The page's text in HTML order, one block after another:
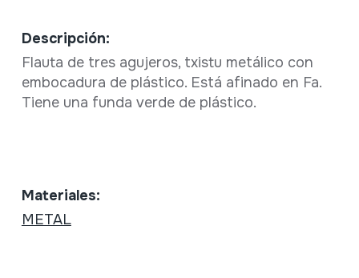
Descripción:
Flauta de tres agujeros, txistu metálico con
embocadura de plástico. Está afinado en Fa.
Tiene una funda verde de plástico.
Materiales:
METAL